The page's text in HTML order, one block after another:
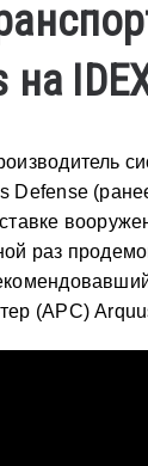
на
Defense
раз
(APC)